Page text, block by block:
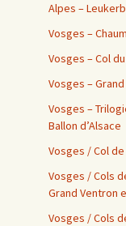
Alpes –
Vosges –
Vosges – Col
Vosges –
Vosges –
Ballon d’Alsace
Vosges / Col
Vosges / Cols
Grand Ventron
Vosges / Cols